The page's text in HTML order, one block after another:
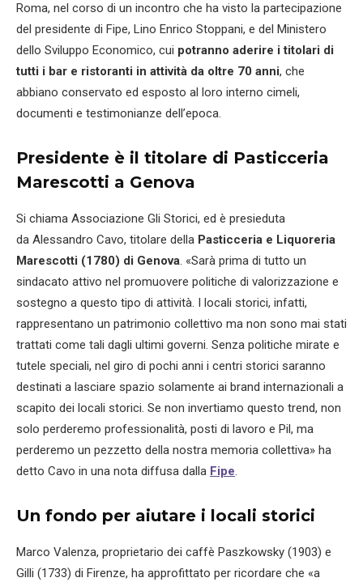
Roma, nel corso di un incontro che ha visto la partecipazione
del presidente di Fipe, Lino Enrico Stoppani, e del Ministero
dello Sviluppo Economico, cui potranno aderire i titolari di
tutti i bar e ristoranti in attività da oltre 70 anni, che
abbiano conservato ed esposto al loro interno cimeli,
documenti e testimonianze dell’epoca.
Presidente è il titolare di Pasticceria
Marescotti a Genova
Si chiama Associazione Gli Storici, ed è presieduta
da Alessandro Cavo, titolare della Pasticceria e Liquoreria
Marescotti (1780) di Genova. «Sarà prima di tutto un
sindacato attivo nel promuovere politiche di valorizzazione e
sostegno a questo tipo di attività. I locali storici, infatti,
rappresentano un patrimonio collettivo ma non sono mai stati
trattati come tali dagli ultimi governi. Senza politiche mirate e
tutele speciali, nel giro di pochi anni i centri storici saranno
destinati a lasciare spazio solamente ai brand internazionali a
scapito dei locali storici. Se non invertiamo questo trend, non
solo perderemo professionalità, posti di lavoro e Pil, ma
perderemo un pezzetto della nostra memoria collettiva» ha
detto Cavo in una nota diffusa dalla Fipe.
Un fondo per aiutare i locali storici
Marco Valenza, proprietario dei caffè Paszkowsky (1903) e
Gilli (1733) di Firenze, ha approfittato per ricordare che «a